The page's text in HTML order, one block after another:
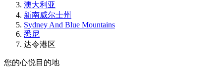
澳大利亚
新南威尔士州
Sydney And Blue Mountains
悉尼
达令港区
您的心悦目的地